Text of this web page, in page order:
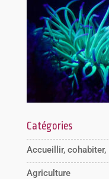
Catégories
Accueillir,
Agriculture